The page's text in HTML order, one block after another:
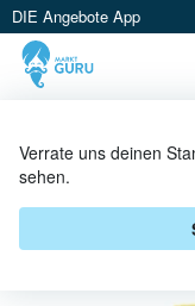
DIE Angebote App
Verrate uns deinen
sehen.
MAGGI BEI